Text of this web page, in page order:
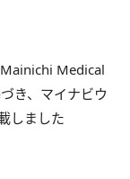
Medical
き、マイナビウ
しました